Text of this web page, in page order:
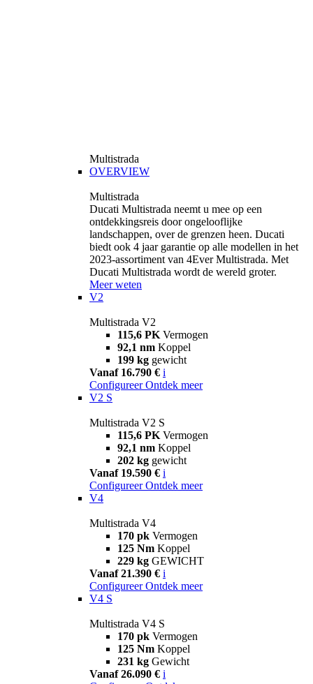
Multistrada
OVERVIEW
Multistrada
Ducati Multistrada neemt u mee op een
ontdekkingsreis door ongelooflijke
landschappen, over de grenzen heen. Ducati
biedt ook 4 jaar garantie op alle modellen in het
2023-assortiment van 4Ever Multistrada. Met
Ducati Multistrada wordt de wereld groter.
Meer weten
V2
Multistrada V2
115,6 PK Vermogen
92,1 nm Koppel
199 kg gewicht
Vanaf 16.790 € i
Configureer Ontdek meer
V2 S
Multistrada V2 S
115,6 PK Vermogen
92,1 nm Koppel
202 kg gewicht
Vanaf 19.590 € i
Configureer Ontdek meer
V4
Multistrada V4
170 pk Vermogen
125 Nm Koppel
229 kg GEWICHT
Vanaf 21.390 € i
Configureer Ontdek meer
V4 S
Multistrada V4 S
170 pk Vermogen
125 Nm Koppel
231 kg Gewicht
Vanaf 26.090 € i